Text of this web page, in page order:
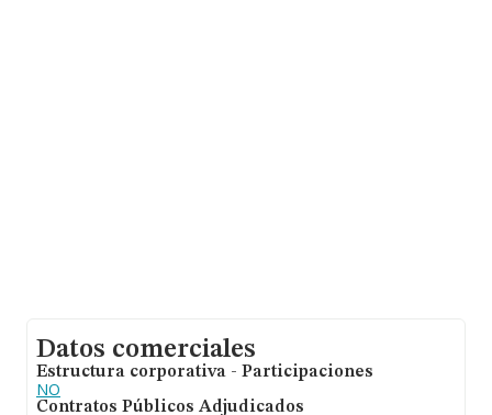
Datos comerciales
Estructura corporativa - Participaciones
NO
Contratos Públicos Adjudicados